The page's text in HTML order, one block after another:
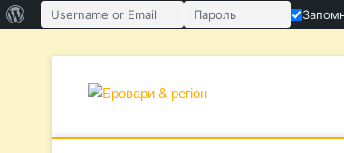
Имя пользователя или email
Пароль
содержимому